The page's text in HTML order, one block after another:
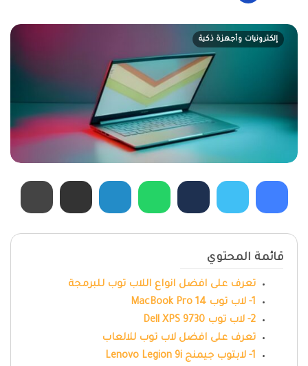
إلكترونيات وأجهزة ذكية
قائمة المحتوي
تعرف على افضل انواع اللاب توب للبرمجة
1- لاب توب MacBook Pro 14
2- لاب توب Dell XPS 9730
تعرف على افضل لاب توب للالعاب
1- لابتوب جيمنج Lenovo Legion 9i